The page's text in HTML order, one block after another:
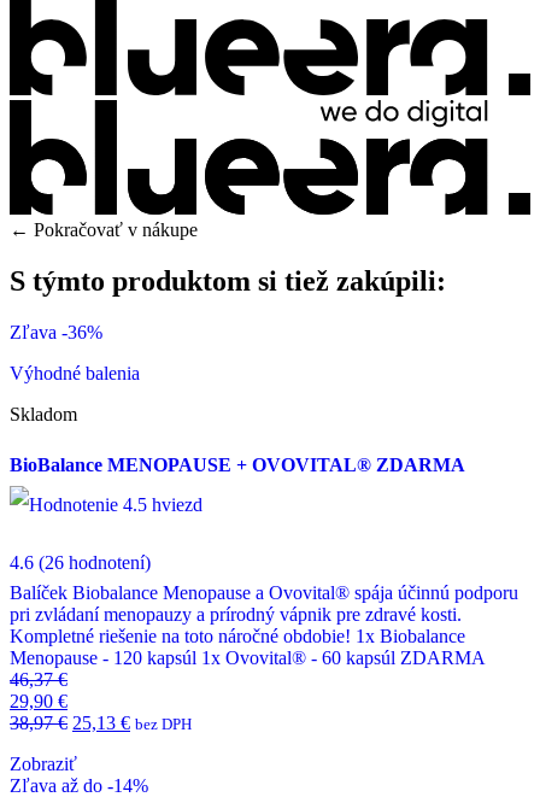
← Pokračovať v nákupe
S týmto produktom si tiež zakúpili:
Zľava -36%
Výhodné balenia
Skladom
BioBalance MENOPAUSE + OVOVITAL® ZDARMA
4.6 (26 hodnotení)
Balíček Biobalance Menopause a Ovovital® spája účinnú podporu
pri zvládaní menopauzy a prírodný vápnik pre zdravé kosti.
Kompletné riešenie na toto náročné obdobie! 1x Biobalance
Menopause - 120 kapsúl 1x Ovovital® - 60 kapsúl ZDARMA
46,37€
29,90 €
38,97€ 25,13 € bez DPH
Zobraziť
Zľava až do -14%